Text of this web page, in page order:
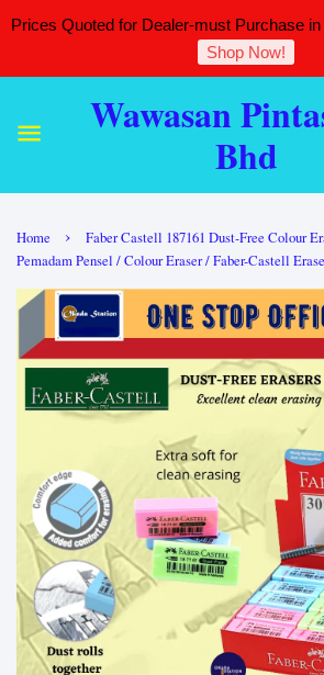
Prices Quoted for Dealer-must Purchase
Shop Now!
Wawasan
Bhd
Home ›
Faber Castell 187161 Dust-Free Colour
Pemadam Pensel / Colour Eraser / Faber-Castell